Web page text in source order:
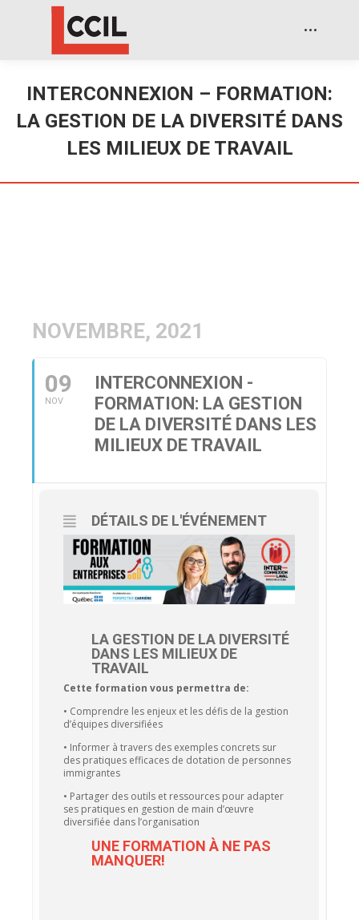
INTERCONNEXION – FORMATION:
LA GESTION DE LA DIVERSITÉ DANS
LES MILIEUX DE TRAVAIL
NOVEMBRE, 2021
09
NOV
INTERCONNEXION -
FORMATION: LA GESTION
DE LA DIVERSITÉ DANS LES
MILIEUX DE TRAVAIL
DÉTAILS DE L'ÉVÉNEMENT
LA GESTION DE LA DIVERSITÉ
DANS LES MILIEUX DE
TRAVAIL
Cette formation vous permettra de:
• Comprendre les enjeux et les défis de la gestion
d’équipes diversifiées
• Informer à travers des exemples concrets sur
des pratiques efficaces de dotation de personnes
immigrantes
• Partager des outils et ressources pour adapter
ses pratiques en gestion de main d’œuvre
diversifiée dans l’organisation
UNE FORMATION À NE PAS
MANQUER!